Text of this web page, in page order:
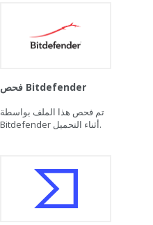
فحص Bitdefender
تم فحص هذا الملف بواسطة
Bitdefender أثناء التحميل.